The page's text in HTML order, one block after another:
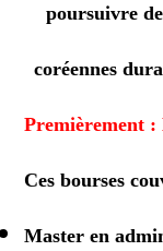
poursuivre
coréennes
Premièrement :
Ces bourses
Master en